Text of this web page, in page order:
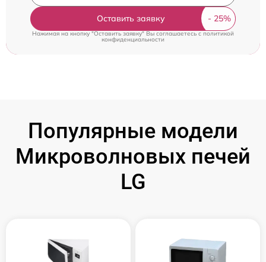
Оставить заявку
Нажимая на кнопку "Оставить заявку" Вы соглашаетесь cполитикой
конфиденциальности
Популярные модели
Микроволновых печей
LG